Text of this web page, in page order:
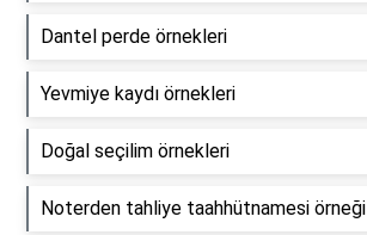
Dantel perde örnekleri
Yevmiye kaydı örnekleri
Doğal seçilim örnekleri
Noterden tahliye taahhütnamesi örneği